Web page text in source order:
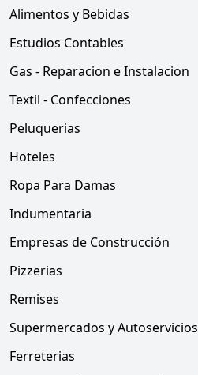
Alimentos y Bebidas
Estudios Contables
Gas - Reparacion e Instalacion
Textil - Confecciones
Peluquerias
Hoteles
Ropa Para Damas
Indumentaria
Empresas de Construcción
Pizzerias
Remises
Supermercados y Autoservicios
Ferreterias